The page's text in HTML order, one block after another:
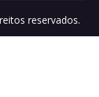
reservados.